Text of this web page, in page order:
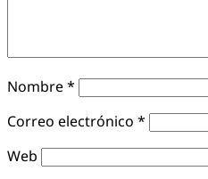
Nombre*
Correo electrónico *
Web